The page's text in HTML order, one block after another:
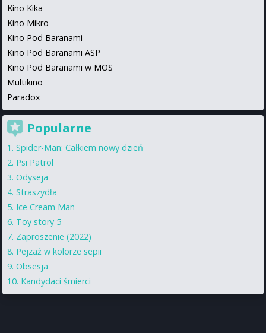
Kino Kika
Kino Mikro
Kino Pod Baranami
Kino Pod Baranami ASP
Kino Pod Baranami w MOS
Multikino
Paradox
Popularne
Spider-Man: Całkiem nowy dzień
Psi Patrol
Odyseja
Straszydła
Ice Cream Man
Toy story 5
Zaproszenie (2022)
Pejzaż w kolorze sepii
Obsesja
Kandydaci śmierci